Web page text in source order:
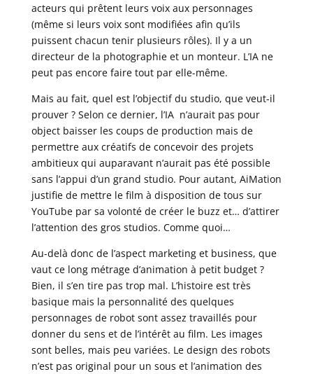
acteurs qui prêtent leurs voix aux personnages
(même si leurs voix sont modifiées afin qu’ils
puissent chacun tenir plusieurs rôles). Il y a un
directeur de la photographie et un monteur. L’IA ne
peut pas encore faire tout par elle-même.
Mais au fait, quel est l’objectif du studio, que veut-il
prouver ? Selon ce dernier, l’IA n’aurait pas pour
object baisser les coups de production mais de
permettre aux créatifs de concevoir des projets
ambitieux qui auparavant n’aurait pas été possible
sans l’appui d’un grand studio. Pour autant, AiMation
justifie de mettre le film à disposition de tous sur
YouTube par sa volonté de créer le buzz et… d’attirer
l’attention des gros studios. Comme quoi…
Au-delà donc de l’aspect marketing et business, que
vaut ce long métrage d’animation à petit budget ?
Bien, il s’en tire pas trop mal. L’histoire est très
basique mais la personnalité des quelques
personnages de robot sont assez travaillés pour
donner du sens et de l’intérêt au film. Les images
sont belles, mais peu variées. Le design des robots
n’est pas original pour un sous et l’animation des